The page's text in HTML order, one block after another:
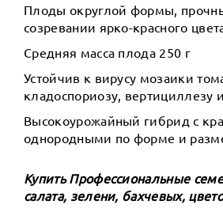
Плоды округлой формы,
созревании ярко-красного
Средняя масса плода 250 г
Устойчив к вирусу мозаики
кладоспориозу, вертициллезу
Высокоурожайный гибрид с
однородными по форме и
Купить Профессиональные
салата, зелени, бахчевых,